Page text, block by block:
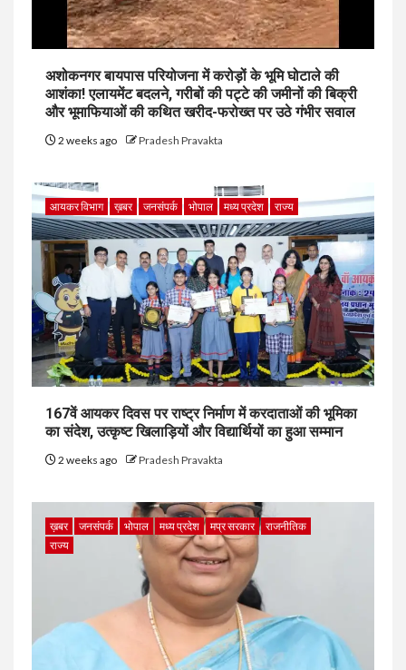
अशोकनगर बायपास परियोजना में करोड़ों के भूमि घोटाले की
आशंका! एलायमेंट बदलने, गरीबों की पट्टे की जमीनों की बिक्री
और भूमाफियाओं की कथित खरीद-फरोख्त पर उठे गंभीर सवाल
2 weeks ago Pradesh Pravakta
आयकर विभाग ख़बर जनसंपर्क भोपाल मध्य प्रदेश राज्य
167वें आयकर दिवस पर राष्ट्र निर्माण में करदाताओं की भूमिका
का संदेश, उत्कृष्ट खिलाड़ियों और विद्यार्थियों का हुआ सम्मान
2 weeks ago Pradesh Pravakta
ख़बर जनसंपर्क भोपाल मध्य प्रदेश मप्र सरकार
राजनीतिक
राज्य